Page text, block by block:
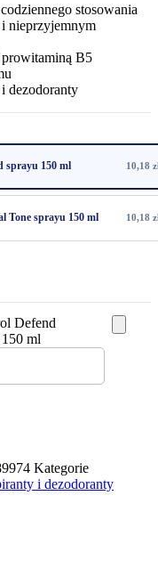
stosowania
nieprzyjemnym
B5
dezodoranty
sprayu 150 ml 10,18
Tone sprayu 150 ml 10,18
Defend
ml
Kategorie
i dezodoranty